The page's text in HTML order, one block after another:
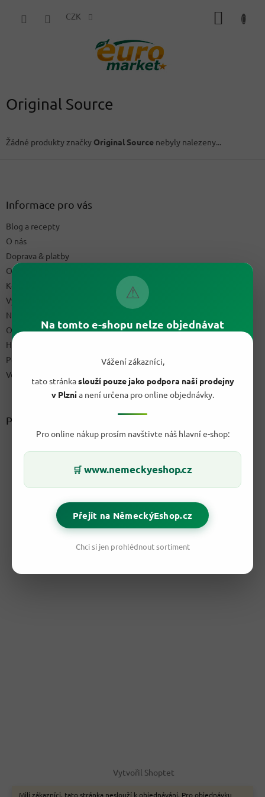
⚠
Na tomto e-shopu nelze objednávat
Vážení zákazníci,
tato stránkaslouží pouze jako podpora naší prodejny
v Plznia není určena pro online objednávky.
Pro online nákup prosím navštivte náš hlavní e-shop:
🛒 www.nemeckyeshop.cz
Přejít na NěmeckýEshop.cz
Chci si jen prohlédnout sortiment
Milí zákazníci, tato stránka neslouží k objednávání. Pro objednávku
CZK
Original Source
Žádné produkty značky Original Source nebyly nalezeny...
Informace pro vás
Blog a recepty
O nás
Doprava & platby
Obchodní podmínky
Kontakty
Výdejní místo
Napište nám
Ochrana osobních údajů GDPR
Hodnocení obchodu
Podmínky uplatnění práv z vadného plnění a reklamační řád
Velkoobchod
Přijímáme online platby
Vytvořil Shoptet